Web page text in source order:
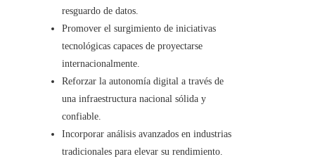
resguardo de datos.
Promover el surgimiento de iniciativas
tecnológicas capaces de proyectarse
internacionalmente.
Reforzar la autonomía digital a través de
una infraestructura nacional sólida y
confiable.
Incorporar análisis avanzados en industrias
tradicionales para elevar su rendimiento.